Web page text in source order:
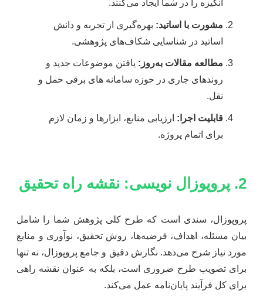
انگیزه را در شما ایجاد می‌کنند.
مشورت با اساتید:بهره‌گیری از تجربه و دانش
اساتید در شناسایی شکاف‌های پژوهشی.
مطالعه مقالات به‌روز:یافتن موضوعات جدید و
روندهای جاری در حوزه سامانه های برقی حمل و
نقل.
قابلیت اجرا:ارزیابی منابع، ابزارها و زمان لازم
برای اتمام پروژه.
پروپوزال، سندی است که طرح کلی پژوهش شما را شامل
بیان مسئله، اهداف، فرضیه‌ها، روش تحقیق، نوآوری و منابع
مورد نیاز شرح می‌دهد. نگارش دقیق و جامع پروپوزال، نه تنها
برای تصویب طرح ضروری است، بلکه به عنوان نقشه راهی
برای کل فرآیند پایان‌نامه عمل می‌کند.